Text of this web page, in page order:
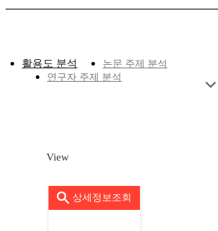
활용도 분석
논문 주제 분석
연구자 주제 분석
View
상세정보조회